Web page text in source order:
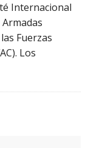
Internacional
Armadas
Fuerzas
Los